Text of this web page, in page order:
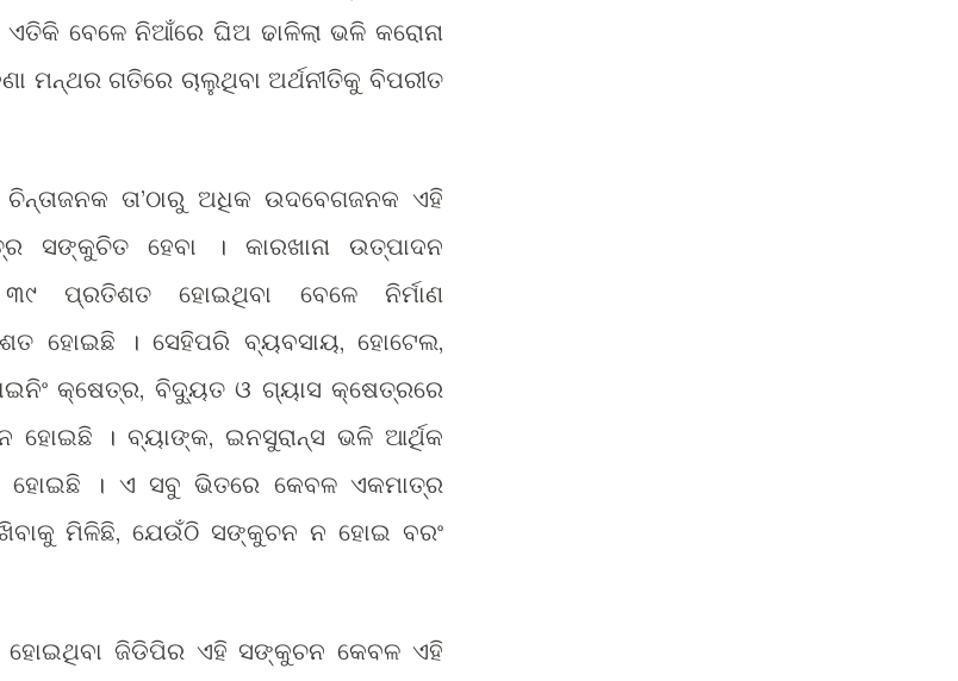
ବେଳେ ନିଆଁରେ ଘିଅ ଢାଳିଲା ଭଳି କରୋନା
ମନ୍ଥର ଗତିରେ ଚାଲୁଥିବା ଅର୍ଥନୀତିକୁ ବିପରୀତ
ତା’ଠାରୁ ଅଧିକ ଉଦବେଗଜନକ ଏହି
ସଙ୍କୁଚିତ ହେବା । କାରଖାନା ଉତ୍ପାଦନ
ପ୍ରତିଶତ ହୋଇଥିବା ବେଳେ ନିର୍ମାଣ
ହୋଇଛି । ସେହିପରି ବ୍ୟବସାୟ, ହୋଟେଲ,
କ୍ଷେତ୍ର, ବିଦ୍ୟୁତ ଓ ଗ୍ୟାସ କ୍ଷେତ୍ରରେ
। ବ୍ୟାଙ୍କ, ଇନସୁରାନ୍ସ ଭଳି ଆର୍ଥିକ
। ଏ ସବୁ ଭିତରେ କେବଳ ଏକମାତ୍ର
ମିଳିଛି, ଯେଉଁଠି ସଙ୍କୁଚନ ନ ହୋଇ ବରଂ
ହୋଇଥିବା ଜିଡିପିର ଏହି ସଙ୍କୁଚନ କେବଳ ଏହି